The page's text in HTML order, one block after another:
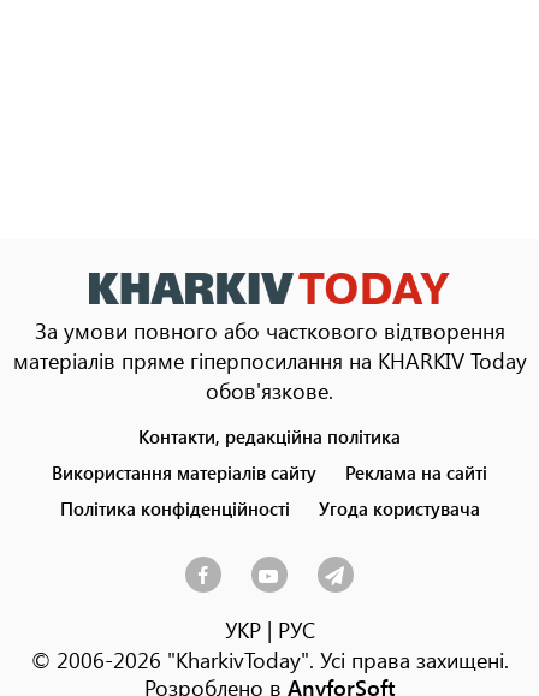
За умови повного або часткового відтворення
матеріалів пряме гіперпосилання на KHARKIV Today
обов'язкове.
menu
Контакти, редакційна політика
Використання матеріалів сайту
Реклама на сайті
Політика конфіденційності
Угода користувача
УКР| РУС
© 2006-2026 "KharkivToday". Усі права захищені.
Розроблено в AnyforSoft